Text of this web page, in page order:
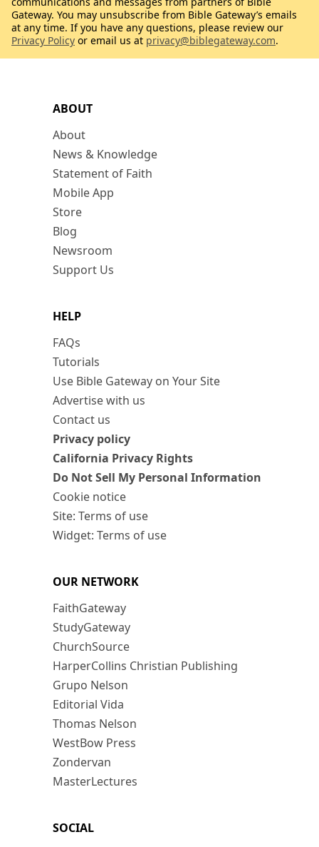
ABOUT
About
News & Knowledge
Statement of Faith
Mobile App
Store
Blog
Newsroom
Support Us
HELP
FAQs
Tutorials
Use Bible Gateway on Your Site
Advertise with us
Contact us
Privacy policy
California Privacy Rights
Do Not Sell My Personal Information
Cookie notice
Site: Terms of use
Widget: Terms of use
OUR NETWORK
FaithGateway
StudyGateway
ChurchSource
HarperCollins Christian Publishing
Grupo Nelson
Editorial Vida
Thomas Nelson
WestBow Press
Zondervan
MasterLectures
SOCIAL
Gateway. You may unsubscribe from Bible Gateway’s emails
at any time. If you have any questions, please review our
Privacy Policy or email us at privacy@biblegateway.com.